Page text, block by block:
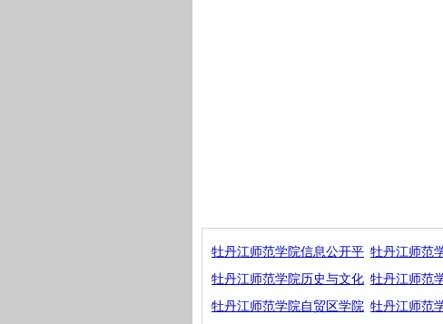
牡丹江师范学院信息公开平 牡丹江师范
牡丹江师范学院历史与文化 牡丹江师范
牡丹江师范学院自贸区学院 牡丹江师范